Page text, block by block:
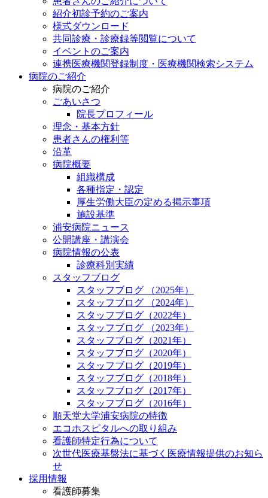
紹介初診予約のご案内
様式ダウンロード
共同診療・診療録等閲覧について
イベントのご案内
連携医療機関登録制度・医療機関検索システム
病院のご紹介
病院のご紹介
ごあいさつ
院長プロフィール
理念・基本方針
患者さんの権利等
沿革
病院概要
組織構成
各種指定・認定
厚生労働大臣の定める掲示事項
施設基準
浦安病院ニュース
公開講座・講演会
病院情報の公表
診療科別実績
スタッフブログ
スタッフブログ （2025年）
スタッフブログ （2024年）
スタッフブログ（2022年）
スタッフブログ （2023年）
スタッフブログ（2021年）
スタッフブログ（2020年）
スタッフブログ（2019年）
スタッフブログ（2018年）
スタッフブログ（2017年）
スタッフブログ（2016年）
順天堂大学浦安病院の特徴
エコホスピタルへの取り組み
看護師特定行為について
次世代医療基盤法に基づく医療情報提供のお知ら
せ
採用情報
看護師募集